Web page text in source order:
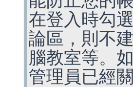
在登入時勾
論區，則不
腦教室等。
管理員已經